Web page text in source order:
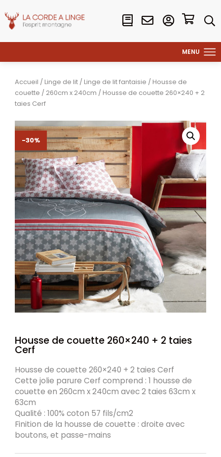
Accueil / Linge de lit / Linge de lit fantaisie / Housse de
couette / 260cm x 240cm / Housse de couette 260×240 + 2
taies Cerf
-30%
-30%
Housse de couette 260×240 + 2 taies
Cerf
Housse de couette 260×240 + 2 taies Cerf
Cette jolie parure Cerf comprend : 1 housse de
couette en 260cm x 240cm avec 2 taies 63cm x
63cm
Qualité : 100% coton 57 fils/cm2
Finition de la housse de couette : droite avec
boutons, et passe-mains